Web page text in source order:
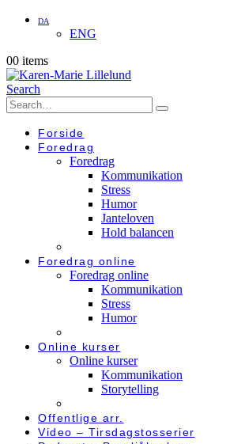
DA
ENG
00 items
Search
Forside
Foredrag
Foredrag
Kommunikation
Stress
Humor
Janteloven
Hold balancen
Foredrag online
Foredrag online
Kommunikation
Stress
Humor
Online kurser
Online kurser
Kommunikation
Storytelling
Offentlige arr.
Video – Tirsdagstosserier